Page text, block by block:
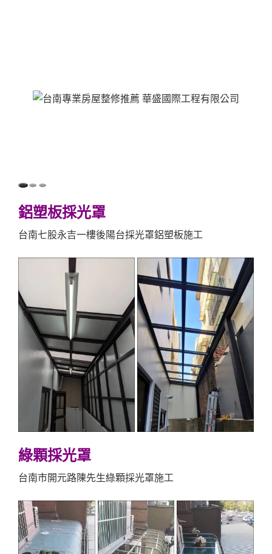
鋁塑板採光罩
台南七股永吉一樓後陽台採光罩鋁塑板施工
綠顆採光罩
台南市開元路陳先生綠顆採光罩施工